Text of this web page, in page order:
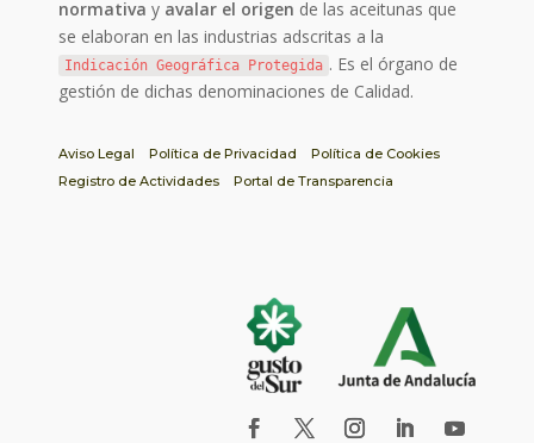
normativa y avalar el origen de las aceitunas que
se elaboran en las industrias adscritas a la
Indicación Geográfica Protegida . Es el órgano de
gestión de dichas denominaciones de Calidad.
Aviso Legal Política de Privacidad
Política de Cookies
Registro de Actividades
Portal de Transparencia